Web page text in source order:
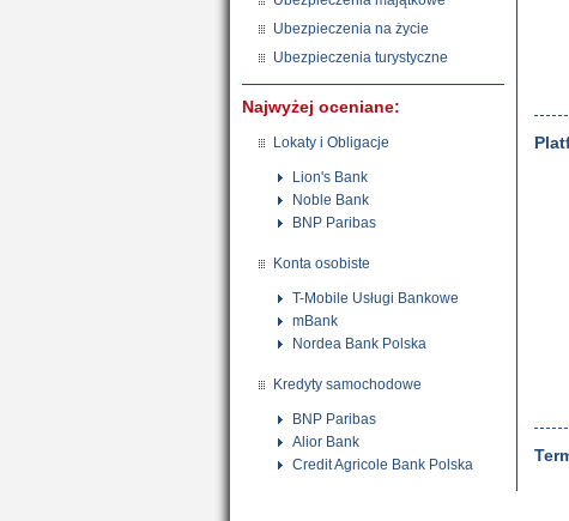
Ubezpieczenia na życie
Ubezpieczenia turystyczne
Najwyżej oceniane:
Lokaty i Obligacje
Lion's Bank
Noble Bank
BNP Paribas
Konta osobiste
T-Mobile Usługi Bankowe
mBank
Nordea Bank Polska
Kredyty samochodowe
BNP Paribas
Alior Bank
Credit Agricole Bank Polska